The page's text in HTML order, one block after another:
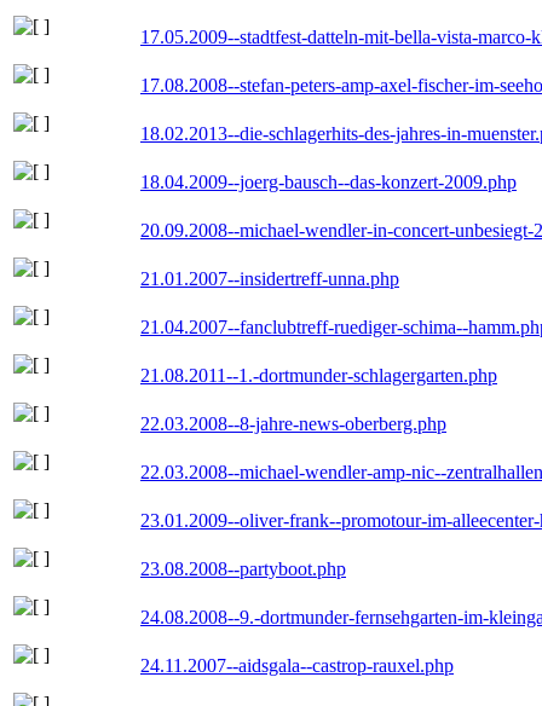
17.05.2009--stadtfest-datteln-mit-bella-vista-marco-
17.08.2008--stefan-peters-amp-axel-fischer-im-
18.02.2013--die-schlagerhits-des-jahres-in-
18.04.2009--joerg-bausch--das-konzert-2009.php
20.09.2008--michael-wendler-in-concert-unbesiegt-
21.01.2007--insidertreff-unna.php
21.04.2007--fanclubtreff-ruediger-schima--
21.08.2011--1.-dortmunder-schlagergarten.php
22.03.2008--8-jahre-news-oberberg.php
22.03.2008--michael-wendler-amp-nic--
23.01.2009--oliver-frank--promotour-im-
23.08.2008--partyboot.php
24.08.2008--9.-dortmunder-fernsehgarten-im-
24.11.2007--aidsgala--castrop-rauxel.php